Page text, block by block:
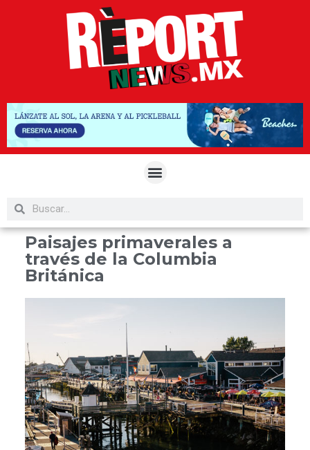
Paisajes primaverales a
través de la Columbia
Británica